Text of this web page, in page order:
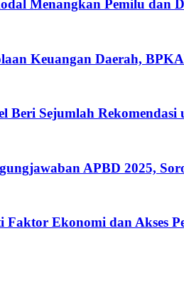
Menangkan Pemilu dan
Keuangan Daerah,
Sejumlah
APBD 2025,
Faktor Ekonomi dan Akses